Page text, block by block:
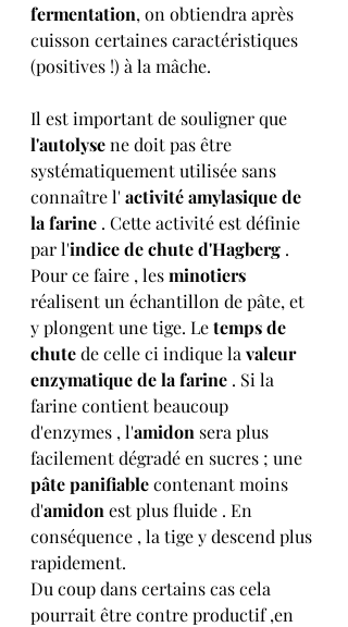
fermentation, on obtiendra après
cuisson certaines caractéristiques
(positives !) à la mâche.
Il est important de souligner que
l'autolyse ne doit pas être
systématiquement utilisée sans
connaître l' activité amylasique de
la farine . Cette activité est définie
par l'indice de chute d'Hagberg .
Pour ce faire , les minotiers
réalisent un échantillon de pâte, et
y plongent une tige. Le temps de
chute de celle ci indique la valeur
enzymatique de la farine . Si la
farine contient beaucoup
d'enzymes , l'amidon sera plus
facilement dégradé en sucres ; une
pâte panifiable contenant moins
d'amidon est plus fluide . En
conséquence , la tige y descend plus
rapidement.
Du coup dans certains cas cela
pourrait être contre productif ,en